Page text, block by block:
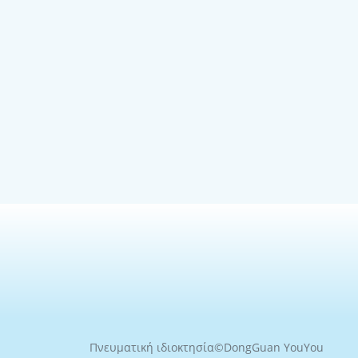
Πνευματική ιδιοκτησία©DongGuan YouYou